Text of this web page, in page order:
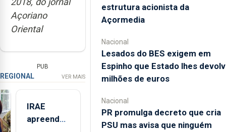
Açoriano
Oriental
PUB
REGIONAL VER MAIS
IRAE
apreendeu
estrutura acionista da
Açormedia
Nacional
Lesados do BES exigem em
Espinho que Estado lhes
milhões de euros
Nacional
PR promulga decreto que cria
PSU mas avisa que ninguém